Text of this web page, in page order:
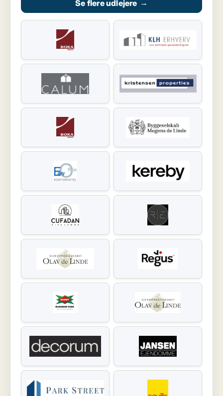
Se flere udlejere →